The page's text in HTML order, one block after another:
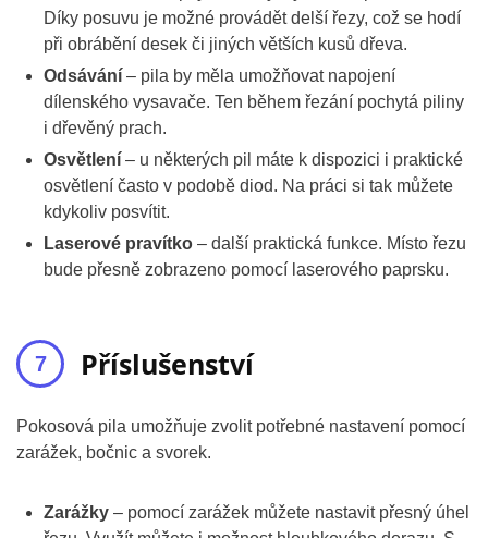
Díky posuvu je možné provádět delší řezy, což se hodí
při obrábění desek či jiných větších kusů dřeva.
Odsávání – pila by měla umožňovat napojení
dílenského vysavače. Ten během řezání pochytá piliny
i dřevěný prach.
Osvětlení – u některých pil máte k dispozici i praktické
osvětlení často v podobě diod. Na práci si tak můžete
kdykoliv posvítit.
Laserové pravítko – další praktická funkce. Místo řezu
bude přesně zobrazeno pomocí laserového paprsku.
Příslušenství
Pokosová pila umožňuje zvolit potřebné nastavení pomocí
zarážek, bočnic a svorek.
Zarážky – pomocí zarážek můžete nastavit přesný úhel